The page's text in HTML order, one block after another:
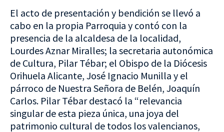
El acto de presentación y bendición se llevó a
cabo en la propia Parroquia y contó con la
presencia de la alcaldesa de la localidad,
Lourdes Aznar Miralles; la secretaria autonómica
de Cultura, Pilar Tébar; el Obispo de la Diócesis
Orihuela Alicante, José Ignacio Munilla y el
párroco de Nuestra Señora de Belén, Joaquín
Carlos. Pilar Tébar destacó la “relevancia
singular de esta pieza única, una joya del
patrimonio cultural de todos los valencianos,